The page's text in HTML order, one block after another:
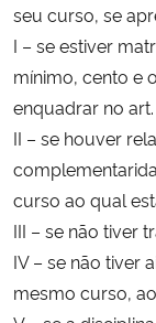
seu curso, se
I – se estiver
mínimo, cento e
enquadrar no
II – se houver
curso ao qual
III – se não tiver
IV – se não tiver
mesmo curso,